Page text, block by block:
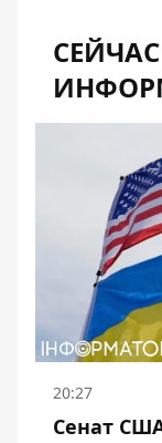
20:27
Сенат